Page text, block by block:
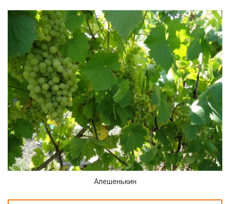
Алешенькин